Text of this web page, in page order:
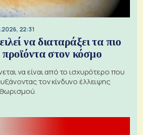
22:31
να διαταράξει τα πιο
στον κόσμο
να είναι από το ισχυρότερο που
τον κίνδυνο έλλειψης